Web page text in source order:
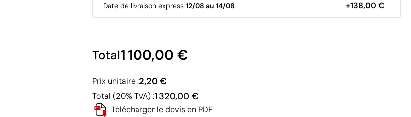
Date de livraison express 12/08 au 14/08 +138,00 €
Total1 100,00 €
Prix unitaire :2,20 €
Total (20% TVA) :1 320,00 €
Télécharger le devis en PDF